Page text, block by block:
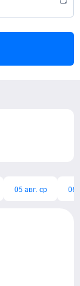
05 авг. ср 06